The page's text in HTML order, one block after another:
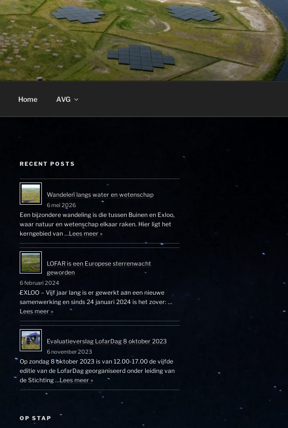
Home AVG
RECENT POSTS
Wandelen langs water en wetenschap
6 mei 2026
Een bijzondere wandeling is die tussen Buinen en Exloo,
waar natuur en wetenschap elkaar raken. Hier ligt het
kerngebied van …Lees meer »
LOFAR is een Europese sterrenwacht
geworden
6 februari 2024
EXLOO – Vijf jaar lang is er gewerkt aan een nieuwe
samenwerking en sinds 24 januari 2024 is het zover: …
Lees meer »
Evaluatieverslag LofarDag 8 oktober 2023
6 november 2023
Op zondag 8 oktober 2023 is van 12.00-17.00 de vijfde
editie van de LofarDag georganiseerd onder leiding van
de Stichting …Lees meer »
OP STAP